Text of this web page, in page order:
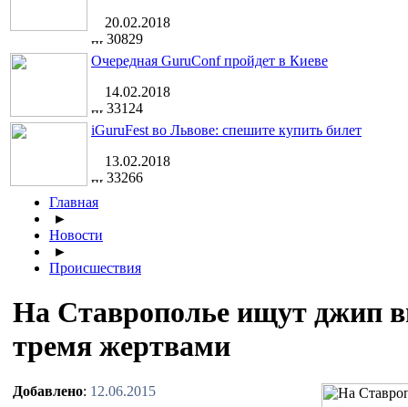
20.02.2018
30829
Очередная GuruConf пройдет в Киеве
14.02.2018
33124
iGuruFest во Львове: спешите купить билет
13.02.2018
33266
Главная
►
Новости
►
Происшествия
На Ставрополье ищут джип
тремя жертвами
Добавлено: 12.06.2015